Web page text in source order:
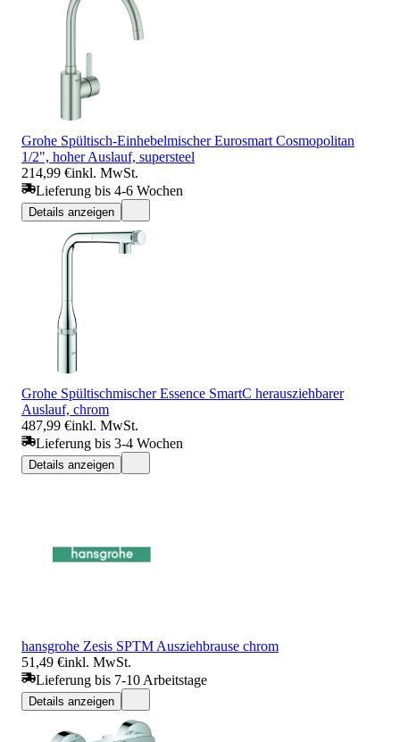
Grohe Spültisch-Einhebelmischer Eurosmart Cosmopolitan
1/2", hoher Auslauf, supersteel
214,99 €inkl. MwSt.
Lieferung bis 4-6 Wochen
Details anzeigen
Grohe Spültischmischer Essence SmartC herausziehbarer
Auslauf, chrom
487,99 €inkl. MwSt.
Lieferung bis 3-4 Wochen
Details anzeigen
hansgrohe Zesis SPTM Ausziehbrause chrom
51,49 €inkl. MwSt.
Lieferung bis 7-10 Arbeitstage
Details anzeigen